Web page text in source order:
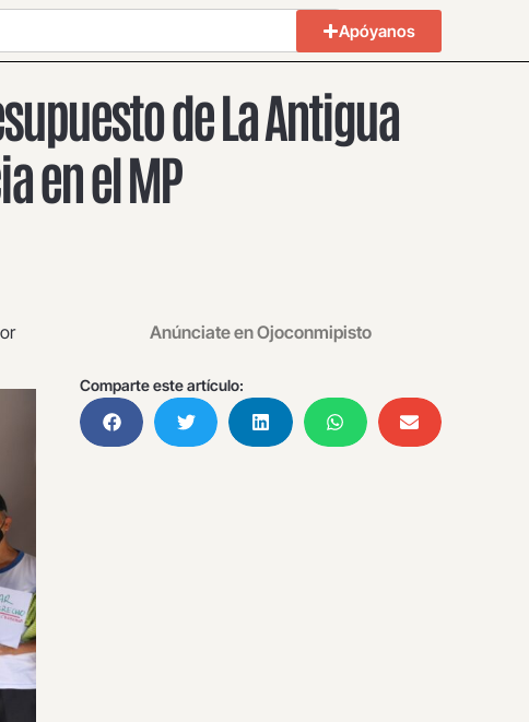
Apóyanos
de La Antigua
en el MP
Anúnciate en Ojoconmipisto
Comparte este artículo: